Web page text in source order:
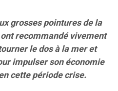
grosses pointures de la
recommandé vivement
le dos à la mer et
impulser son économie
cette période crise.